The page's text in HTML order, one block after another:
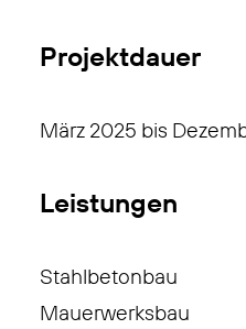
Projektdauer
März 2025 bis
Leistungen
Stahlbetonbau
Mauerwerksbau